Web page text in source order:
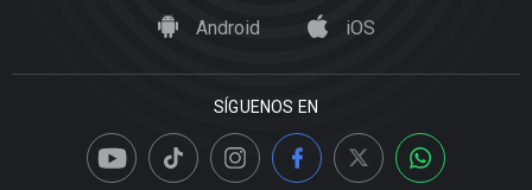
Android iOS
SÍGUENOS EN